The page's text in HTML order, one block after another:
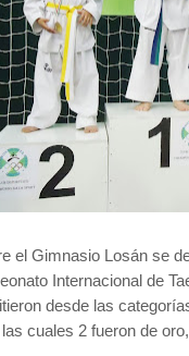
el Gimnasio Losán se
Internacional de
desde las
cuales 2 fueron de